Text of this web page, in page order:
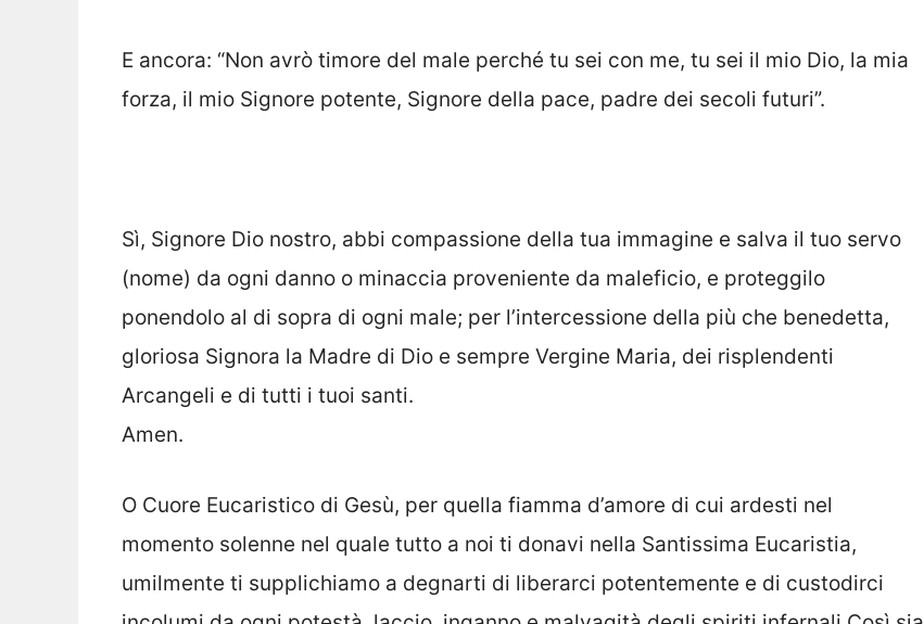
E ancora: “Non avrò timore del male perché tu sei con me, tu sei il mio Dio, la mia
forza, il mio Signore potente, Signore della pace, padre dei secoli futuri”.
Sì, Signore Dio nostro, abbi compassione della tua immagine e salva il tuo servo
(nome) da ogni danno o minaccia proveniente da maleficio, e proteggilo
ponendolo al di sopra di ogni male; per l’intercessione della più che benedetta,
gloriosa Signora la Madre di Dio e sempre Vergine Maria, dei risplendenti
Arcangeli e di tutti i tuoi santi.
Amen.
O Cuore Eucaristico di Gesù, per quella fiamma d’amore di cui ardesti nel
momento solenne nel quale tutto a noi ti donavi nella Santissima Eucaristia,
umilmente ti supplichiamo a degnarti di liberarci potentemente e di custodirci